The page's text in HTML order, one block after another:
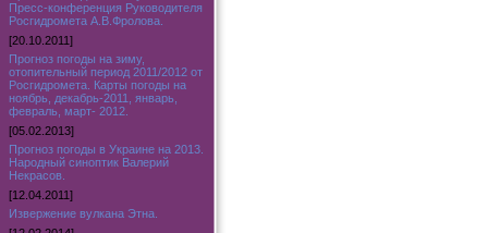
Пресс-конференция Руководителя
Росгидромета А.В.Фролова.
[20.10.2011]
Прогноз погоды на зиму,
отопительный период 2011/2012 от
Росгидромета. Карты погоды на
ноябрь, декабрь-2011, январь,
февраль, март- 2012.
[05.02.2013]
Прогноз погоды в Украине на 2013.
Народный синоптик Валерий
Некрасов.
[12.04.2011]
Извержение вулкана Этна.